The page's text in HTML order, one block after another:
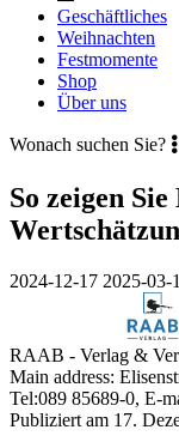
Geschäftliches
Weihnachten
Festmomente
Shop
Über uns
Wonach suchen Sie?
So zeigen
2024-12-17 2025-03-
RAAB - Verlag &
Main address:
Tel:089 85689-0, E-
Publiziert am 17.